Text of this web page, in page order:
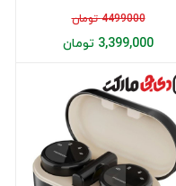
4499000 تومان
3,399,000 تومان